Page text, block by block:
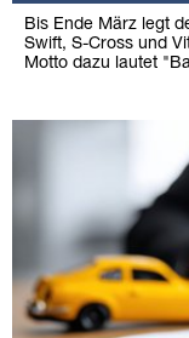
Bis Ende März legt
Swift, S-Cross und
Motto dazu lautet